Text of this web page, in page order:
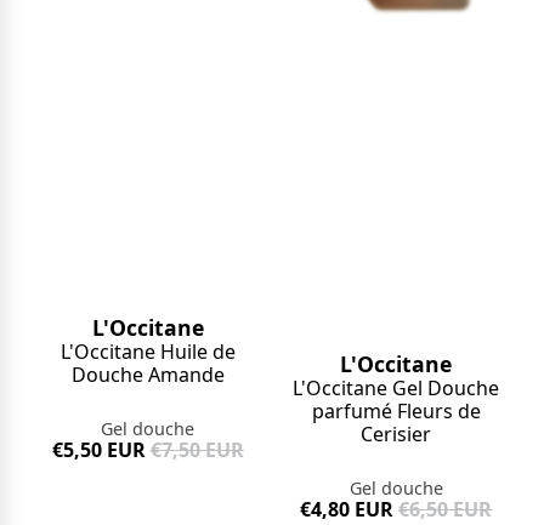
L'Occitane
L'Occitane Huile de
Douche Amande
Gel douche
€5,50 EUR€7,50 EUR
L'Occitane
L'Occitane Gel Douche
parfumé Fleurs de
Cerisier
Gel douche
€4,80 EUR€6,50 EUR